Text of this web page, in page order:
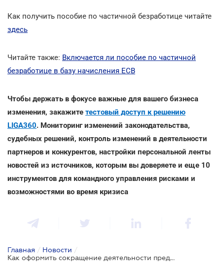
Как получить пособие по частичной безработице читайте
здесь
Читайте также: Включается ли пособие по частичной
безработице в базу начисления ЕСВ
Чтобы держать в фокусе важные для вашего бизнеса
изменения, закажите тестовый доступ к решению
LIGA360. Мониторинг изменений законодательства,
судебных решений, контроль изменений в деятельности
партнеров и конкурентов, настройки персональной ленты
новостей из источников, которым вы доверяете и еще 10
инструментов для командного управления рисками и
возможностями во время кризиса
Главная / Новости /
Как оформить сокращение деятельности предприятия, чтобы получить пособие по частичной безработице